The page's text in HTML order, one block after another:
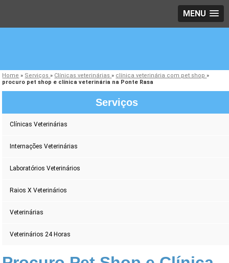
MENU
Home » Serviços» Clínicas veterinárias» clínica veterinária com pet shop»
procuro pet shop e clínica veterinária na Ponte Rasa
Serviços
Clínicas Veterinárias
Internações Veterinárias
Laboratórios Veterinários
Raios X Veterinários
Veterinárias
Veterinários 24 Horas